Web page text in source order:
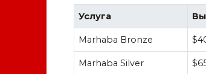
Услуга
Marhaba Bronze
Marhaba Silver